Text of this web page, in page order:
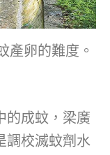
產卵的難度。
的成蚊，梁廣
調校滅蚊劑水